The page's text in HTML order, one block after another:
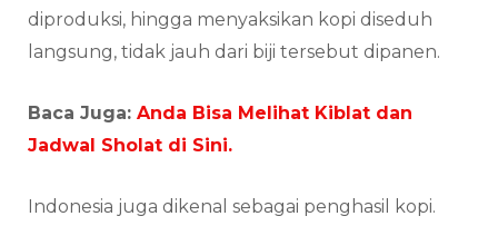
diproduksi, hingga menyaksikan kopi diseduh
langsung, tidak jauh dari biji tersebut dipanen.
Baca Juga: Anda Bisa Melihat Kiblat dan
Jadwal Sholat di Sini.
Indonesia juga dikenal sebagai penghasil kopi.